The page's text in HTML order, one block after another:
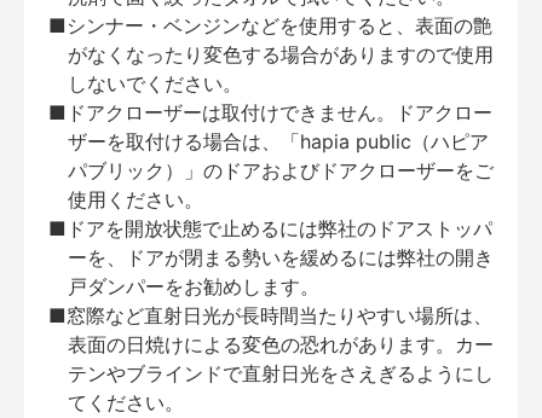
■シンナー・ベンジンなどを使用すると、表面の艶
がなくなったり変色する場合がありますので使用
しないでください。
■ドアクローザーは取付けできません。ドアクロー
ザーを取付ける場合は、「hapia public（ハピア
パブリック）」のドアおよびドアクローザーをご
使用ください。
■ドアを開放状態で止めるには弊社のドアストッパ
ーを、ドアが閉まる勢いを緩めるには弊社の開き
戸ダンパーをお勧めします。
■窓際など直射日光が長時間当たりやすい場所は、
表面の日焼けによる変色の恐れがあります。カー
テンやブラインドで直射日光をさえぎるようにし
てください。